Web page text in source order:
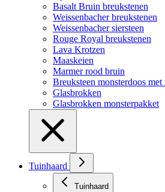
Basalt Bruin breukstenen
Weissenbacher breukstenen
Weissenbacher siersteen
Rouge Royal breukstenen
Lava Krotzen
Maaskeien
Marmer rood bruin
Breuksteen monsterdoos met
Glasbrokken
Glasbrokken monsterpakket
Tuinhaard
Tuinhaard